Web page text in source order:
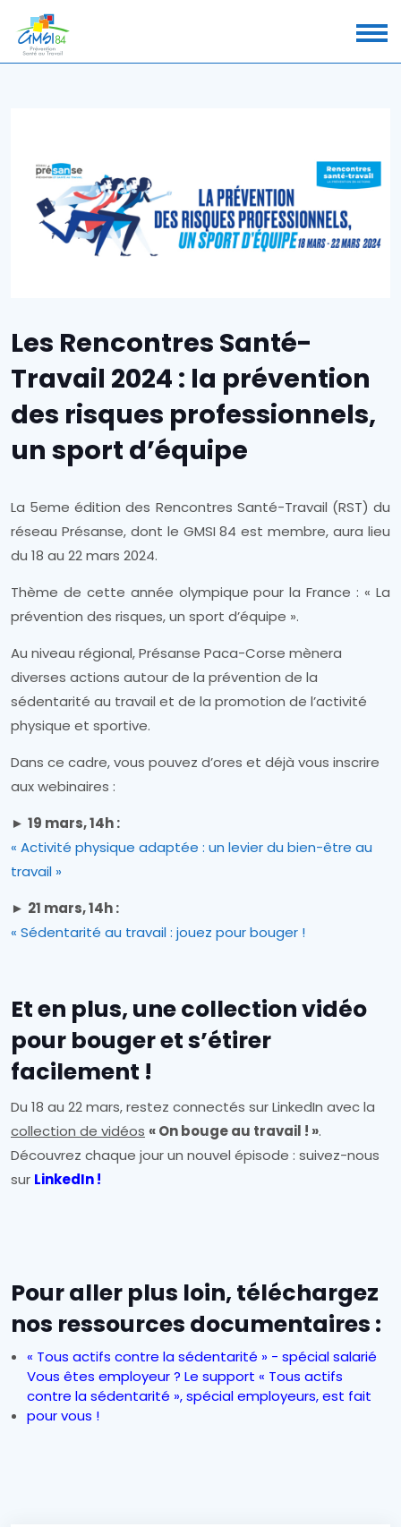
Les Rencontres Santé-
Travail 2024 : la prévention
des risques professionnels,
un sport d’équipe
La 5eme édition des Rencontres Santé-Travail (RST) du
réseau Présanse, dont le GMSI 84 est membre, aura lieu
du 18 au 22 mars 2024.
Thème de cette année olympique pour la France : « La
prévention des risques, un sport d’équipe ».
Au niveau régional, Présanse Paca-Corse mènera
diverses actions autour de la prévention de la
sédentarité au travail et de la promotion de l’activité
physique et sportive.
Dans ce cadre, vous pouvez d’ores et déjà vous inscrire
aux webinaires :
► 19 mars, 14h :
« Activité physique adaptée : un levier du bien-être au
travail »
► 21 mars, 14h :
« Sédentarité au travail : jouez pour bouger !
Et en plus, une collection vidéo
pour bouger et s’étirer
facilement !
Du 18 au 22 mars, restez connectés sur LinkedIn avec la
collection de vidéos « On bouge au travail ! ».
Découvrez chaque jour un nouvel épisode : suivez-nous
sur LinkedIn!
Pour aller plus loin, téléchargez
nos ressources documentaires :
« Tous actifs contre la sédentarité » - spécial salarié
Vous êtes employeur ? Le support « Tous actifs
contre la sédentarité », spécial employeurs, est fait
pour vous !